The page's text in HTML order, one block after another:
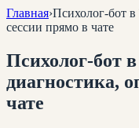
Главная›Психолог-бот
сессии прямо в чате
Психолог-бот
диагностика,
чате